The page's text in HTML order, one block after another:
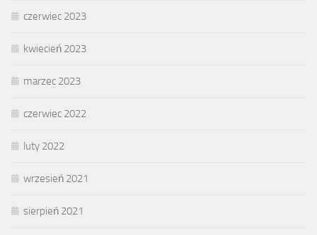
czerwiec 2023
kwiecień 2023
marzec 2023
czerwiec 2022
luty 2022
wrzesień 2021
sierpień 2021